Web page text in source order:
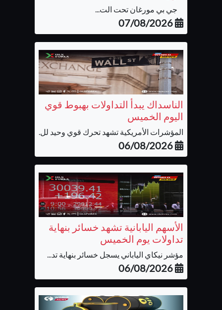
جي بي مورغان تحت الت...
07/08/2026
الناسداك يبدأ التداولات بهبوط قوي
اليوم الخميس
المؤشرات الأمريكية تشهد تحرك قوي وحيد لل...
06/08/2026
الأسهم اليابانية تشهد خسائر بنهاية
تداولات يوم الخميس
مؤشر نيكاي الياباني يسجل خسائر بنهاية تد...
06/08/2026